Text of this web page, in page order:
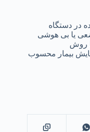
در دستگاه
یا بی هوشی
روش
بیمار محسوب